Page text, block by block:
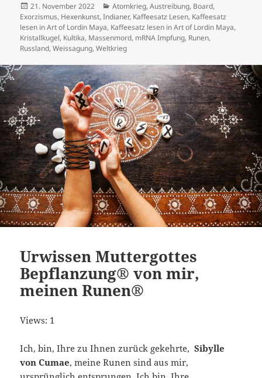
Veröffentlicht
am
21. November 2022 Kategorien
Atomkrieg,Austreibung, Board,
Exorzismus, Hexenkunst,Indianer, Kaffeesatz Lesen, Kaffeesatz
lesen in Art of Lordin Maya, Kaffeesatz lesen in Art of Lordin Maya,
Kristallkugel, Kultika, Massenmord, mRNA Impfung, Runen,
Russland,Weissagung,Weltkrieg
Urwissen Muttergottes
Bepflanzung® von mir,
meinen Runen®
Views: 1
Ich, bin, Ihre zu Ihnen zurück gekehrte,Sibylle
von Cumae, meine Runen sind aus mir,